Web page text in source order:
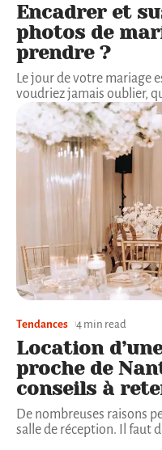
Encadrer et
photos de
prendre ?
Le jour de votre mariage
voudriez jamais oublier,
Tendances 4 min read
Location
proche de
conseils à
De nombreuses raisons
salle de réception. Il faut